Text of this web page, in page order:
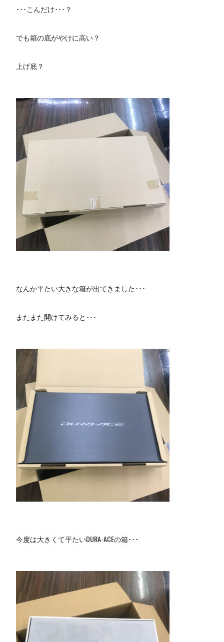
･･･こんだけ･･･？
でも箱の底がやけに高い？
上げ底？
なんか平たい大きな箱が出てきました･･･
またまた開けてみると･･･
今度は大きくて平たいDURA-ACEの箱･･･